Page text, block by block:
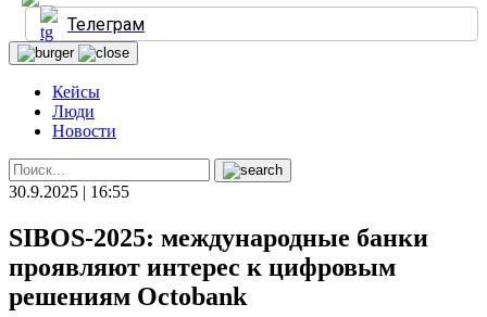
Телеграм
Кейсы
Люди
Новости
30.9.2025 | 16:55
SIBOS‑2025: международные банки
проявляют интерес к цифровым
решениям Octobank